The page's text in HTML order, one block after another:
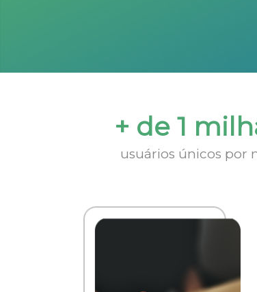
+ de 1
usuários únicos por